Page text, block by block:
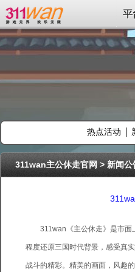
311wan平台
热点活动
311wan主公休走官网>新闻公
311wan《主公休走》是市面
程度还原三国时代背景，感受真
战斗的精彩。精美的画面，风趣